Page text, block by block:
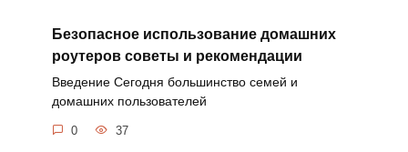
Безопасное использование домашних
роутеров советы и рекомендации
Введение Сегодня большинство семей и
домашних пользователей
0 37